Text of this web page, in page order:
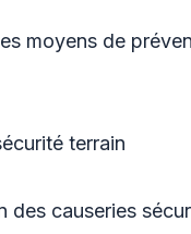
moyens de
terrain
des causeries